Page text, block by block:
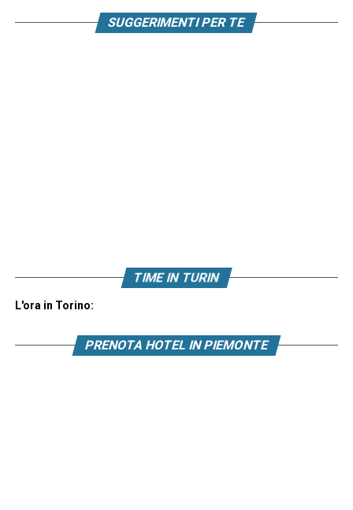
SUGGERIMENTI PER TE
TIME IN TURIN
L'ora in Torino:
PRENOTA HOTEL IN PIEMONTE